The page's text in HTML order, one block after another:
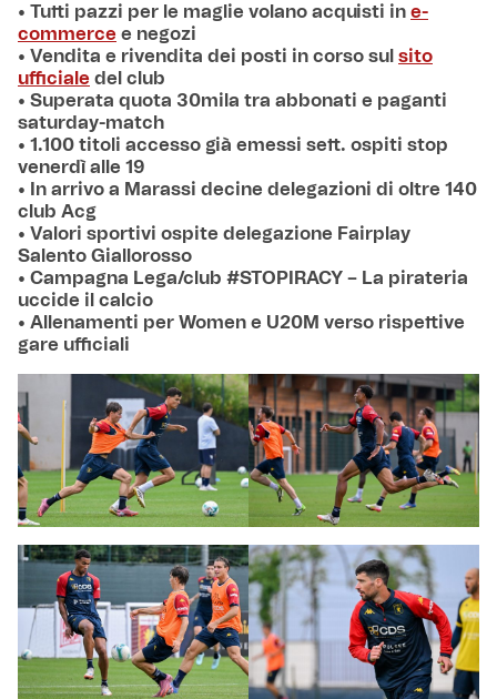
• Tutti pazzi per le maglie volano acquisti in e-
commerce e negozi
• Vendita e rivendita dei posti in corso sul sito
ufficiale del club
• Superata quota 30mila tra abbonati e paganti
saturday-match
• 1.100 titoli accesso già emessi sett. ospiti stop
venerdì alle 19
• In arrivo a Marassi decine delegazioni di oltre 140
club Acg
• Valori sportivi ospite delegazione Fairplay
Salento Giallorosso
• Campagna Lega/club #STOPIRACY – La pirateria
uccide il calcio
• Allenamenti per Women e U20M verso rispettive
gare ufficiali